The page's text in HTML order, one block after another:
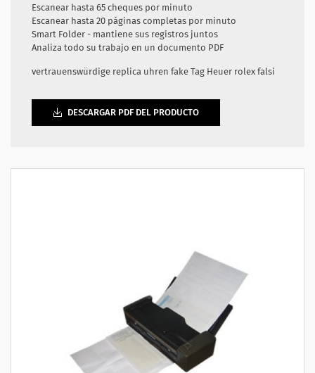
Escanear hasta 65 cheques por minuto
Escanear hasta 20 páginas completas por minuto
Smart Folder - mantiene sus registros juntos
Analiza todo su trabajo en un documento PDF
vertrauenswürdige replica uhren fake Tag Heuer rolex falsi
DESCARGAR PDF DEL PRODUCTO